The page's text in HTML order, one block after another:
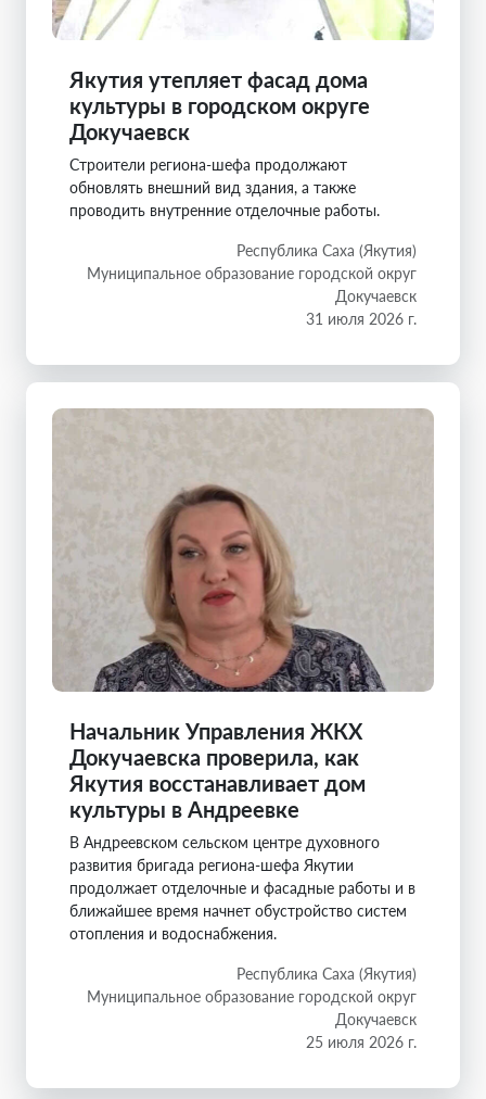
Якутия утепляет фасад дома
культуры в городском округе
Докучаевск
Строители региона-шефа продолжают
обновлять внешний вид здания, а также
проводить внутренние отделочные работы.
Республика Саха (Якутия)
Муниципальное образование городской округ
Докучаевск
31 июля 2026 г.
Начальник Управления ЖКХ
Докучаевска проверила, как
Якутия восстанавливает дом
культуры в Андреевке
В Андреевском сельском центре духовного
развития бригада региона-шефа Якутии
продолжает отделочные и фасадные работы и в
ближайшее время начнет обустройство систем
отопления и водоснабжения.
Республика Саха (Якутия)
Муниципальное образование городской округ
Докучаевск
25 июля 2026 г.